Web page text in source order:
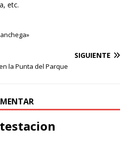
etc.
SIGUIENTE
la Punta del Parque